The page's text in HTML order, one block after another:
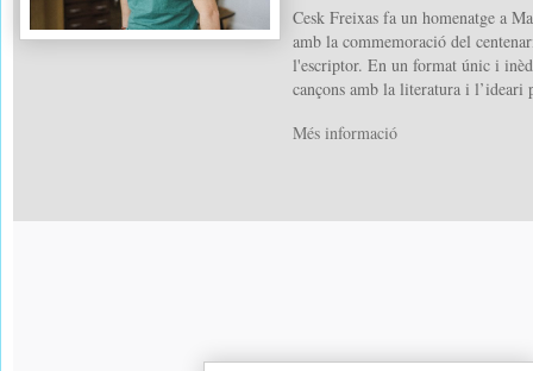
Cesk Freixas fa un homenatge a
amb la commemoració del
l'escriptor. En un format únic i
cançons amb la literatura i
Més informació